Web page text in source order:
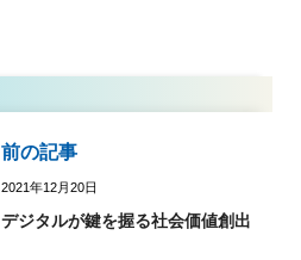
前の記事
2021年12月20日
デジタルが鍵を握る社会価値創出